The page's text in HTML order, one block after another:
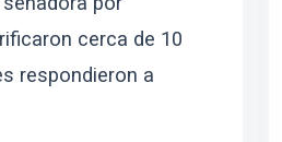
cerca de 10
respondieron a